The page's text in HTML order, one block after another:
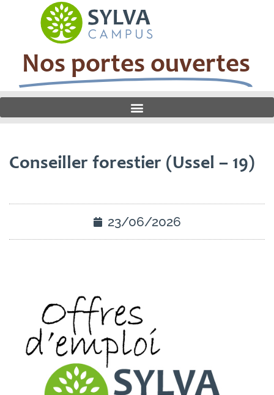
Nos portes ouvertes
Conseiller forestier (Ussel – 19)
23/06/2026